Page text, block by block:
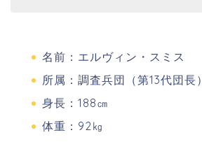
名前：エルヴィン・スミス
所属：調査兵団（第13代団長）
身長：188㎝
体重：92㎏